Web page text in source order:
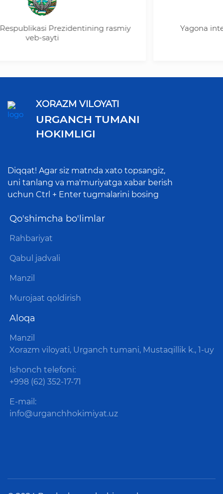
Prezidentining rasmiy
veb-sayti
Yagona
XORAZM VILOYATI
URGANCH TUMANI
HOKIMLIGI
Diqqat! Agar siz matnda xato topsangiz,
uni tanlang va ma'muriyatga xabar berish
uchun Ctrl + Enter tugmalarini bosing
Qo'shimcha bo'limlar
Rahbariyat
Qabul jadvali
Manzil
Murojaat qoldirish
Aloqa
Manzil
Xorazm viloyati, Urganch tumani, Mustaqillik k., 1-uy
Ishonch telefoni:
+998 (62) 352-17-71
E-mail:
info@urganchhokimiyat.uz